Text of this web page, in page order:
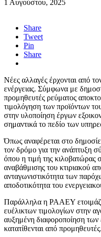
1 Αυγούστου, 2025
Share
Tweet
Pin
Share
Νέες αλλαγές έρχονται από
ενέργειας. Σύμφωνα με
προμηθευτές ρεύματος
τιμολόγηση των προϊόντων
στην υλοποίηση έργων
σημαντικά το πεδίο των
Όπως αναφέρεται στο
τον δρόμο για την ανάπτυξη
όπου η τιμή της κιλοβατώρας
αναβάθμισης του κτιριακού
ανταγωνιστικότητα των
αποδοτικότητα του
Παράλληλα η ΡΑΑΕΥ
ευέλικτων τιμολογίων στην
αυξημένη διαφοροποίηση
κατατίθενται από προμηθευτές.